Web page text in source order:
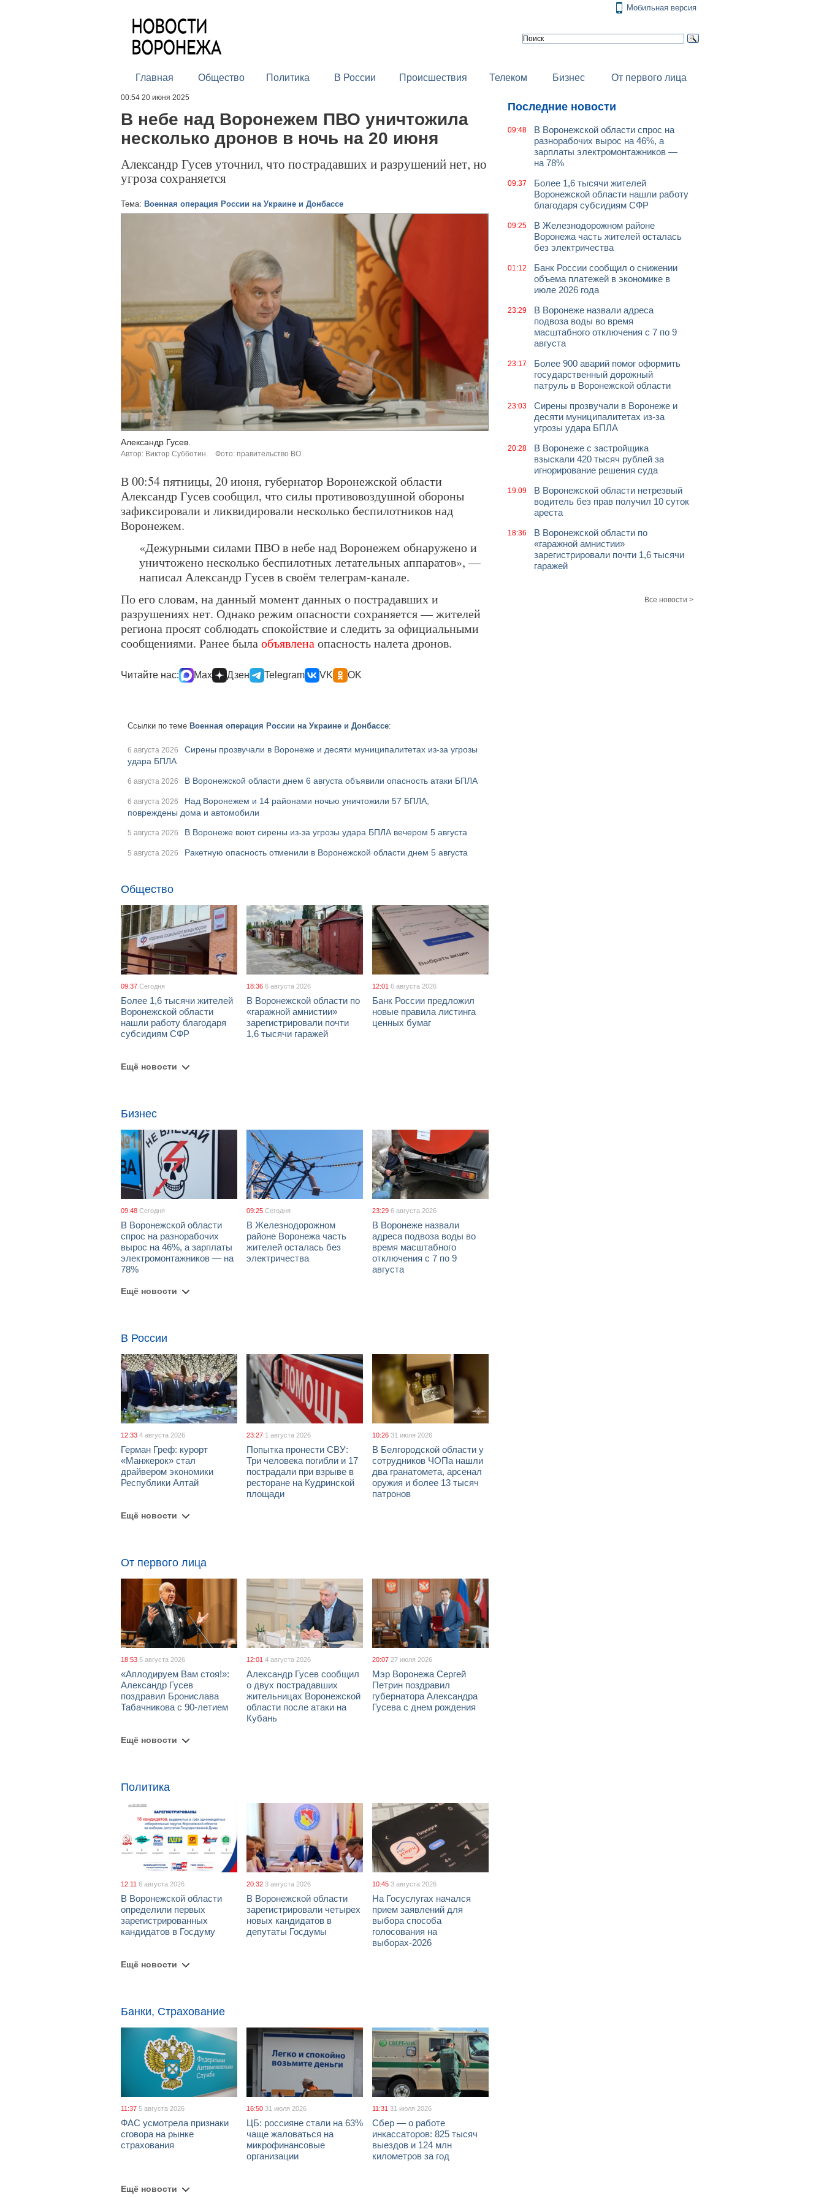
Мобильная версия
Главная Общество Политика В России Происшествия Телеком Бизнес От первого лица
00:54 20 июня 2025
В небе над Воронежем ПВО уничтожила
несколько дронов в ночь на 20 июня
Александр Гусев уточнил, что пострадавших и разрушений нет, но
угроза сохраняется
Тема: Военная операция России на Украине и Донбассе
Александр Гусев.
Автор: Виктор Субботин. Фото: правительство ВО.
В 00:54 пятницы, 20 июня, губернатор Воронежской области
Александр Гусев сообщил, что силы противовоздушной обороны
зафиксировали и ликвидировали несколько беспилотников над
Воронежем.
«Дежурными силами ПВО в небе над Воронежем обнаружено и
уничтожено несколько беспилотных летательных аппаратов», —
написал Александр Гусев в своём телеграм-канале.
По его словам, на данный момент данных о пострадавших и
разрушениях нет. Однако режим опасности сохраняется — жителей
региона просят соблюдать спокойствие и следить за официальными
сообщениями. Ранее былаобъявленаопасность налета дронов.
Читайте нас: Max Дзен Telegram VK OK
Ссылки по теме Военная операция России на Украине и Донбассе:
6 августа 2026
Сирены прозвучали в Воронеже и десяти муниципалитетах из-за угрозы
удара БПЛА
6 августа 2026 В Воронежской области днем 6 августа объявили опасность атаки БПЛА
6 августа 2026
Над Воронежем и 14 районами ночью уничтожили 57 БПЛА,
повреждены дома и автомобили
5 августа 2026 В Воронеже воют сирены из-за угрозы удара БПЛА вечером 5 августа
5 августа 2026 Ракетную опасность отменили в Воронежской области днем 5 августа
Общество
09:37 Сегодня
Более 1,6 тысячи жителей
Воронежской области
нашли работу благодаря
субсидиям СФР
18:36 6 августа 2026
В Воронежской области по
«гаражной амнистии»
зарегистрировали почти
1,6 тысячи гаражей
12:01 6 августа 2026
Банк России предложил
новые правила листинга
ценных бумаг
Ещё новости
Бизнес
09:48 Сегодня
В Воронежской области
спрос на разнорабочих
вырос на 46%, а зарплаты
электромонтажников — на
78%
09:25 Сегодня
В Железнодорожном
районе Воронежа часть
жителей осталась без
электричества
23:29 6 августа 2026
В Воронеже назвали
адреса подвоза воды во
время масштабного
отключения с 7 по 9
августа
Ещё новости
В России
12:33 4 августа 2026
Герман Греф: курорт
«Манжерок» стал
драйвером экономики
Республики Алтай
23:27 1 августа 2026
Попытка пронести СВУ:
Три человека погибли и 17
пострадали при взрыве в
ресторане на Кудринской
площади
10:26 31 июля 2026
В Белгородской области у
сотрудников ЧОПа нашли
два гранатомета, арсенал
оружия и более 13 тысяч
патронов
Ещё новости
От первого лица
18:53 5 августа 2026
«Аплодируем Вам стоя!»:
Александр Гусев
поздравил Бронислава
Табачникова с 90-летием
12:01 4 августа 2026
Александр Гусев сообщил
о двух пострадавших
жительницах Воронежской
области после атаки на
Кубань
20:07 27 июля 2026
Мэр Воронежа Сергей
Петрин поздравил
губернатора Александра
Гусева с днем рождения
Ещё новости
Политика
12:11 6 августа 2026
В Воронежской области
определили первых
зарегистрированных
кандидатов в Госдуму
20:32 3 августа 2026
В Воронежской области
зарегистрировали четырех
новых кандидатов в
депутаты Госдумы
10:45 3 августа 2026
На Госуслугах начался
прием заявлений для
выбора способа
голосования на
выборах-2026
Ещё новости
Банки, Страхование
11:37 5 августа 2026
ФАС усмотрела признаки
сговора на рынке
страхования
16:50 31 июля 2026
ЦБ: россияне стали на 63%
чаще жаловаться на
микрофинансовые
организации
11:31 31 июля 2026
Сбер — о работе
инкассаторов: 825 тысяч
выездов и 124 млн
километров за год
Ещё новости
Последние новости
09:48
В Воронежской области спрос на
разнорабочих вырос на 46%, а
зарплаты электромонтажников —
на 78%
09:37
Более 1,6 тысячи жителей
Воронежской области нашли работу
благодаря субсидиям СФР
09:25
В Железнодорожном районе
Воронежа часть жителей осталась
без электричества
01:12
Банк России сообщил о снижении
объема платежей в экономике в
июле 2026 года
23:29
В Воронеже назвали адреса
подвоза воды во время
масштабного отключения с 7 по 9
августа
23:17
Более 900 аварий помог оформить
государственный дорожный
патруль в Воронежской области
23:03
Сирены прозвучали в Воронеже и
десяти муниципалитетах из-за
угрозы удара БПЛА
20:28
В Воронеже с застройщика
взыскали 420 тысяч рублей за
игнорирование решения суда
19:09
В Воронежской области нетрезвый
водитель без прав получил 10 суток
ареста
18:36
В Воронежской области по
«гаражной амнистии»
зарегистрировали почти 1,6 тысячи
гаражей
Все новости >